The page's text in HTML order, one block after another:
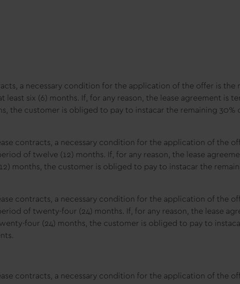
a necessary condition for the application of the offer is the
least six (6) months. If, for any reason, the lease agreement is
the customer is obliged to pay to instacar the remaining 30%
contracts, a necessary condition for the application of the
of twelve (12) months. If, for any reason, the lease
months, the customer is obliged to pay to instacar the
contracts, a necessary condition for the application of the
of twenty-four (24) months. If, for any reason, the lease
four (24) months, the customer is obliged to pay to
contracts, a necessary condition for the application of the